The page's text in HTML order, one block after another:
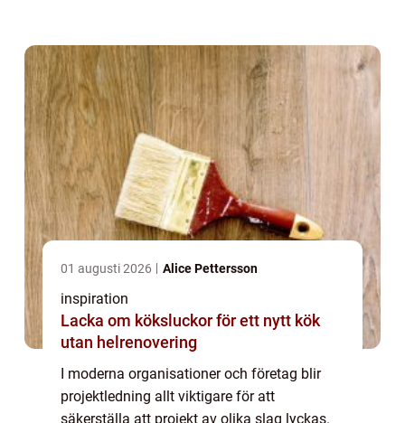
01 augusti 2026 Alice Pettersson
inspiration
Lacka om köksluckor för ett nytt kök
utan helrenovering
I moderna organisationer och företag blir
projektledning allt viktigare för att
säkerställa att projekt av olika slag lyckas.